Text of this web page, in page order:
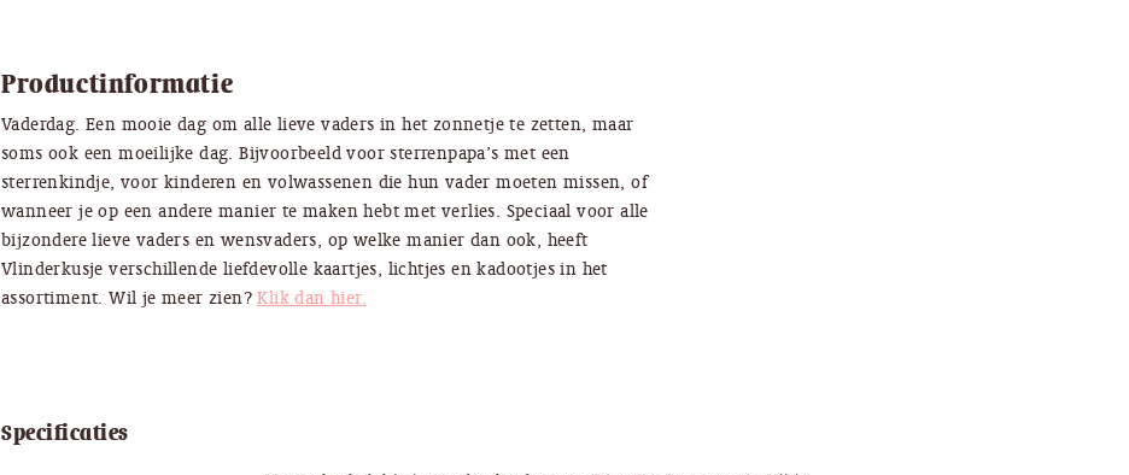
Productinformatie
Vaderdag. Een mooie dag om alle lieve vaders in het zonnetje te zetten, maar
soms ook een moeilijke dag. Bijvoorbeeld voor sterrenpapa’s met een
sterrenkindje, voor kinderen en volwassenen die hun vader moeten missen, of
wanneer je op een andere manier te maken hebt met verlies. Speciaal voor alle
bijzondere lieve vaders en wensvaders, op welke manier dan ook, heeft
Vlinderkusje verschillende liefdevolle kaartjes, lichtjes en kadootjes in het
assortiment. Wil je meer zien?Klik dan hier.
Specificaties